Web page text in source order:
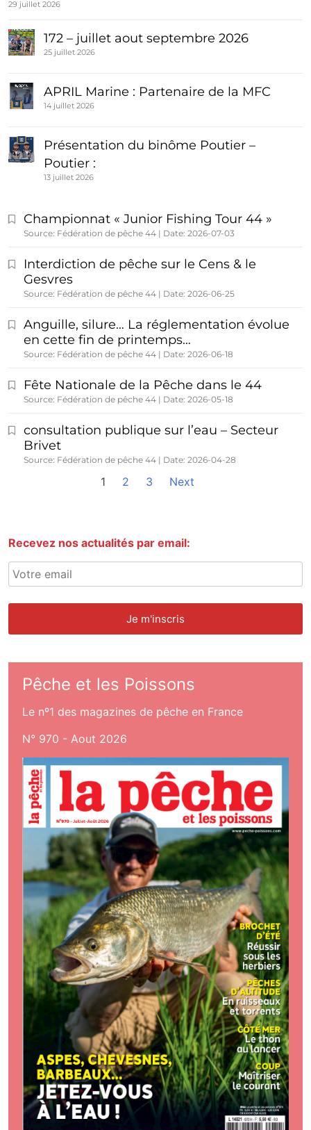
29 juillet 2026
172 – juillet aout septembre 2026
25 juillet 2026
APRIL Marine : Partenaire de la MFC
14 juillet 2026
Présentation du binôme Poutier –
Poutier :
13 juillet 2026
Championnat « Junior Fishing Tour 44 »
Source: Fédération de pêche 44 Date: 2026-07-03
Interdiction de pêche sur le Cens & le
Gesvres
Source: Fédération de pêche 44 Date: 2026-06-25
Anguille, silure… La réglementation évolue
en cette fin de printemps…
Source: Fédération de pêche 44 Date: 2026-06-18
Fête Nationale de la Pêche dans le 44
Source: Fédération de pêche 44 Date: 2026-05-18
consultation publique sur l’eau – Secteur
Brivet
Source: Fédération de pêche 44 Date: 2026-04-28
1 2 3 Next
Recevez nos actualités par email:
Pêche et les Poissons
Le nº1 des magazines de pêche en France
N° 970 - Aout 2026